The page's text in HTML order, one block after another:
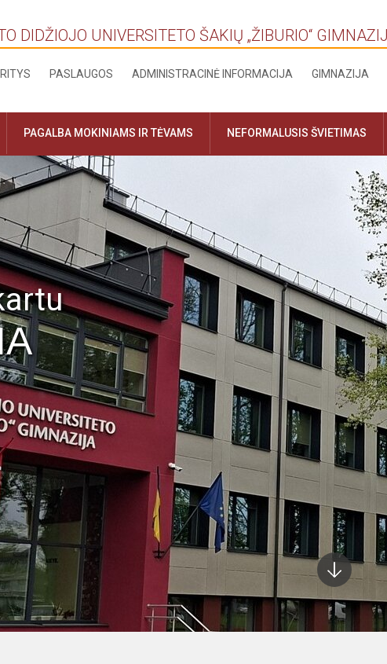
DIDŽIOJO UNIVERSITETO ŠAKIŲ „ŽIBURIO“
PASLAUGOS ADMINISTRACINĖ INFORMACIJA GIMNAZIJA
PAGALBA MOKINIAMS IR TĖVAMS NEFORMALUSIS ŠVIETIMAS